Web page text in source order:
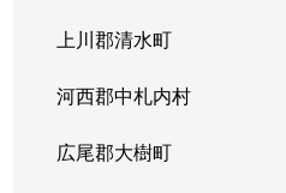
上川郡清水町
河西郡中札内村
広尾郡大樹町